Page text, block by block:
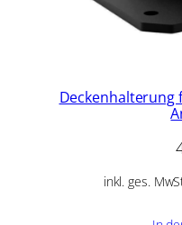
Deckenhalterung
inkl. ges.